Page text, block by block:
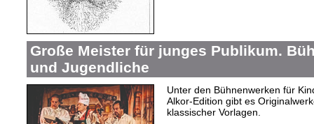
Große Meister für junges Publikum.
und Jugendliche
Unter den Bühnenwerken für
Alkor-Edition gibt es
klassischer Vorlagen.